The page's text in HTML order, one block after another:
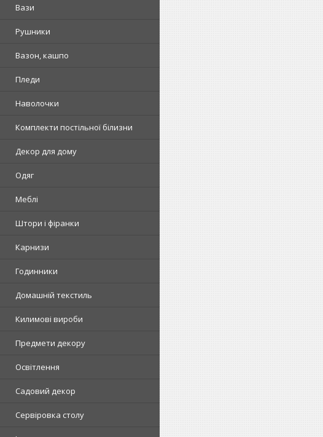
Вази
Рушники
Вазон, кашпо
Пледи
Наволочки
Комплекти постільної білизни
Декор для дому
Одяг
Меблі
Штори і фіранки
Карнизи
Годинники
Домашній текстиль
Килимові вироби
Предмети декору
Освітлення
Садовий декор
Сервіровка столу